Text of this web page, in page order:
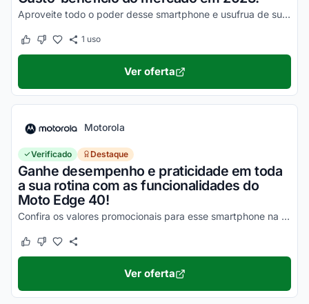
Aproveite todo o poder desse smartphone e usufrua de suas vantagens por valores a partir de R$1500!
Este cupom funcionou
Este cupom não funcionou
1 uso
Ver oferta
Motorola
Verificado Destaque
Ganhe desempenho e praticidade em toda
a sua rotina com as funcionalidades do
Moto Edge 40!
Confira os valores promocionais para esse smartphone na loja virtual Motorola e economize hoje mesmo!
Este cupom funcionou
Este cupom não funcionou
Ver oferta